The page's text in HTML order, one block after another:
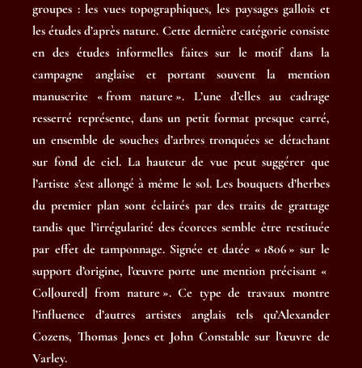
groupes : les vues topographiques, les paysages gallois et
les études d’après nature. Cette dernière catégorie consiste
en des études informelles faites sur le motif dans la
campagne anglaise et portant souvent la mention
manuscrite « from nature ». L’une d’elles au cadrage
resserré représente, dans un petit format presque carré,
un ensemble de souches d’arbres tronquées se détachant
sur fond de ciel. La hauteur de vue peut suggérer que
l’artiste s’est allongé à même le sol. Les bouquets d’herbes
du premier plan sont éclairés par des traits de grattage
tandis que l’irrégularité des écorces semble être restituée
par effet de tamponnage. Signée et datée « 1806 » sur le
support d’origine, l’œuvre porte une mention précisant «
Col[oured] from nature ». Ce type de travaux montre
l’influence d’autres artistes anglais tels qu’Alexander
Cozens, Thomas Jones et John Constable sur l’œuvre de
Varley.